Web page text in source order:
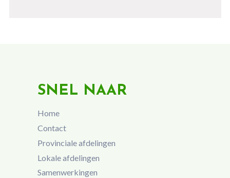
SNEL NAAR
Home
Contact
Provinciale afdelingen
Lokale afdelingen
Samenwerkingen